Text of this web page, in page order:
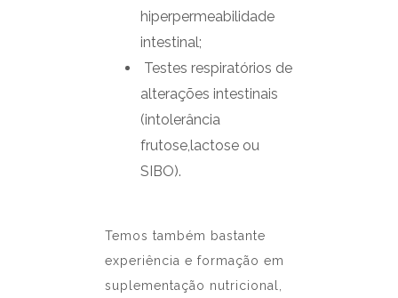
hiperpermeabilidade
intestinal;
Testes respiratórios de
alterações intestinais
(intolerância
frutose,lactose ou
SIBO).
Temos também bastante
experiência e formação em
suplementação nutricional,